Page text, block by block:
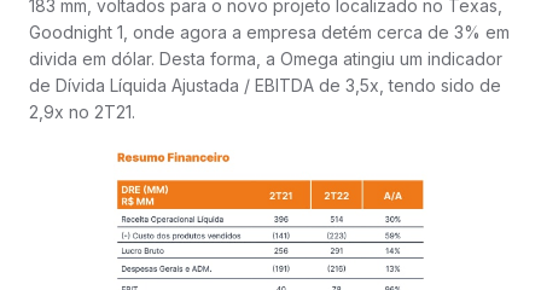
183 mm, voltados para o novo projeto localizado no Texas,
Goodnight 1, onde agora a empresa detém cerca de 3% em
divida em dólar. Desta forma, a Omega atingiu um indicador
de Dívida Líquida Ajustada / EBITDA de 3,5x, tendo sido de
2,9x no 2T21.